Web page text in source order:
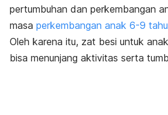
pertumbuhan dan perkembangan
masa perkembangan anak 6-9
Oleh karena itu, zat besi untuk
bisa menunjang aktivitas serta